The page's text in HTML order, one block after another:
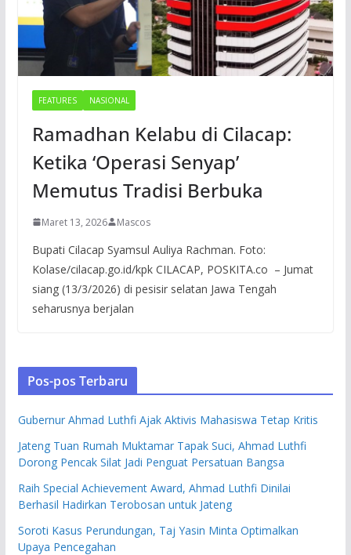
FEATURES NASIONAL
Ramadhan Kelabu di Cilacap:
Ketika ‘Operasi Senyap’
Memutus Tradisi Berbuka
Maret 13, 2026 Mascos
Bupati Cilacap Syamsul Auliya Rachman. Foto:
Kolase/cilacap.go.id/kpk CILACAP, POSKITA.co – Jumat
siang (13/3/2026) di pesisir selatan Jawa Tengah
seharusnya berjalan
Pos-pos Terbaru
Gubernur Ahmad Luthfi Ajak Aktivis Mahasiswa Tetap Kritis
Jateng Tuan Rumah Muktamar Tapak Suci, Ahmad Luthfi
Dorong Pencak Silat Jadi Penguat Persatuan Bangsa
Raih Special Achievement Award, Ahmad Luthfi Dinilai
Berhasil Hadirkan Terobosan untuk Jateng
Soroti Kasus Perundungan, Taj Yasin Minta Optimalkan
Upaya Pencegahan